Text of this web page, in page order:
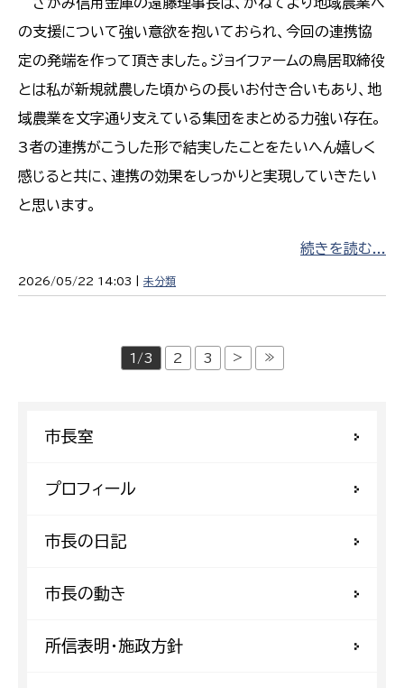
の支援について強い意欲を抱いておられ、今回の連携協
定の発端を作って頂きました。ジョイファームの鳥居取締役
とは私が新規就農した頃からの長いお付き合いもあり、地
域農業を文字通り支えている集団をまとめる力強い存在。
3者の連携がこうした形で結実したことをたいへん嬉しく
感じると共に、連携の効果をしっかりと実現していきたい
と思います。
続きを読む...
2026/05/22 14:03 | 未分類
1/3 2 3 > ≫
市長室
プロフィール
市長の日記
市長の動き
所信表明・施政方針